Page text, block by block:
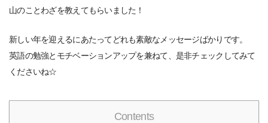
山のことわざを教えてもらいました！
新しい年を迎えるにあたってどれも素敵なメッセージばかりです。
英語の勉強とモチベーションアップを兼ねて、是非チェックしてみて
くださいね☆
Contents